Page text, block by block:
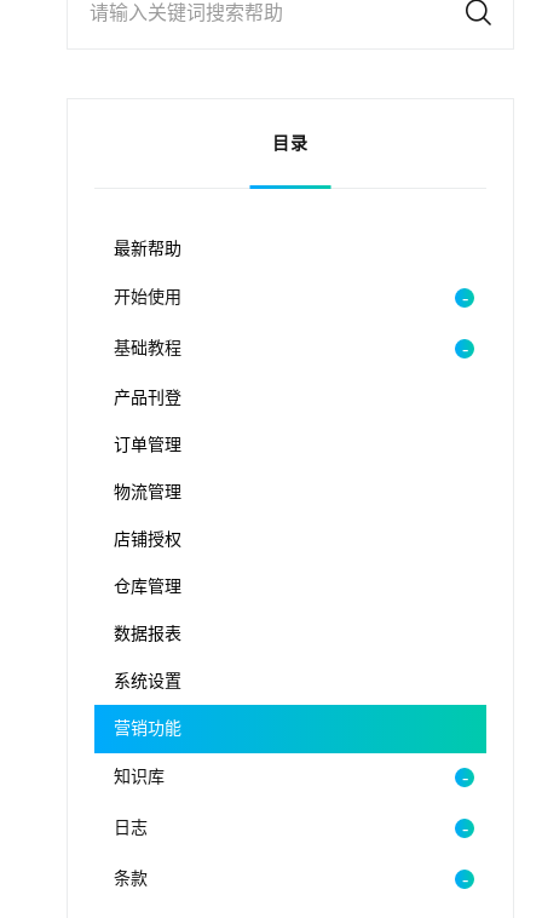
请输入关键词搜索帮助
目录
最新帮助
开始使用
基础教程
产品刊登
订单管理
物流管理
店铺授权
仓库管理
数据报表
系统设置
营销功能
知识库
日志
条款